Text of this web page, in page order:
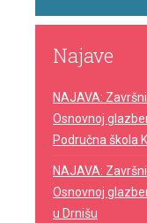
Najave
NAJAVA:
Osnovnoj
Područna škola
NAJAVA:
Osnovnoj
u Drnišu